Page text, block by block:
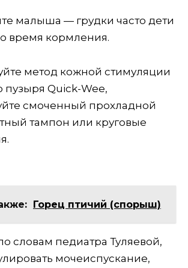
малыша — грудки часто дети
время кормления.
метод кожной стимуляции
пузыря Quick-Wee,
смоченный прохладной
тампон или круговые
Горец птичий (спорыш)
словам педиатра Туляевой,
мочеиспускание,